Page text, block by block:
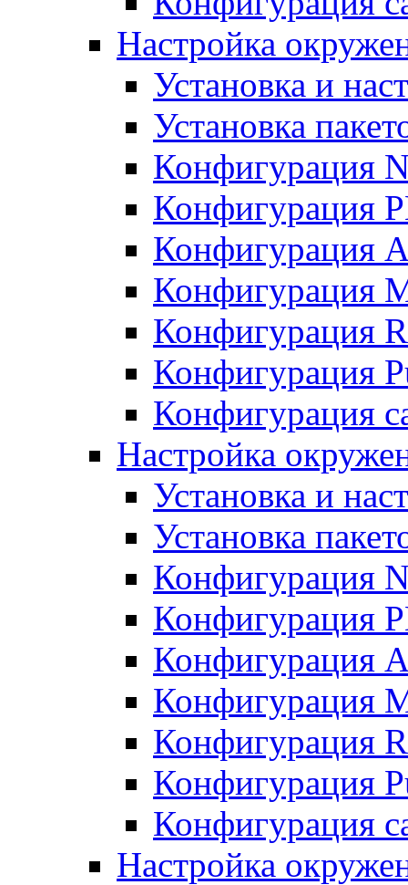
Настройка
Установка и
Установка
Конфигурация
Конфигурация
Конфигурация
Конфигурация
Конфигурация
Конфигурация
Конфигурация
Настройка
Установка и
Установка
Конфигурация
Конфигурация
Конфигурация
Конфигурация
Конфигурация
Конфигурация
Конфигурация
Настройка